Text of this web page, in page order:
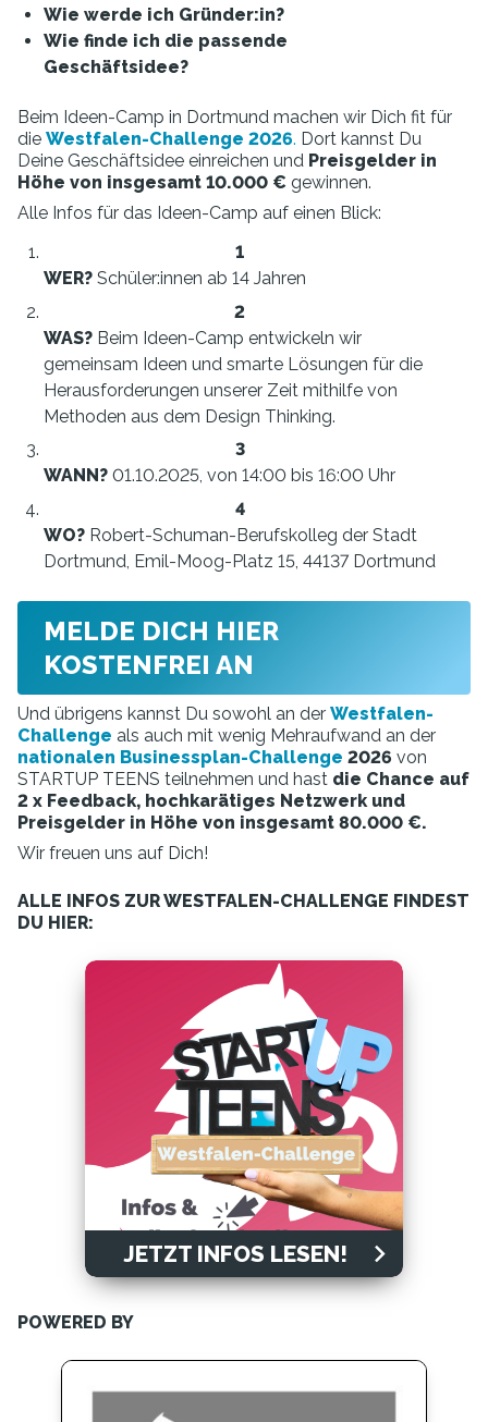
Wie werde ich Gründer:in?
Wie finde ich die passende
Geschäftsidee?
Beim Ideen-Camp in Dortmund machen wir Dich fit für
die Westfalen-Challenge 2026. Dort kannst Du
Deine Geschäftsidee einreichen und Preisgelder in
Höhe von insgesamt 10.000 € gewinnen.
Alle Infos für das Ideen-Camp auf einen Blick:
WER? Schüler:innen ab 14 Jahren
WAS? Beim Ideen-Camp entwickeln wir
gemeinsam Ideen und smarte Lösungen für die
Herausforderungen unserer Zeit mithilfe von
Methoden aus dem Design Thinking.
WANN? 01.10.2025, von 14:00 bis 16:00 Uhr
WO? Robert-Schuman-Berufskolleg der Stadt
Dortmund, Emil-Moog-Platz 15, 44137 Dortmund
MELDE DICH HIER
KOSTENFREI AN
Und übrigens kannst Du sowohl an der Westfalen-
Challenge als auch mit wenig Mehraufwand an der
nationalen Businessplan-Challenge 2026 von
STARTUP TEENS teilnehmen und hast die Chance auf
2 x Feedback, hochkarätiges Netzwerk und
Preisgelder in Höhe von insgesamt 80.000 €.
Wir freuen uns auf Dich!
ALLE INFOS ZUR WESTFALEN-CHALLENGE FINDEST
DU HIER:
JETZT INFOS LESEN!
POWERED BY